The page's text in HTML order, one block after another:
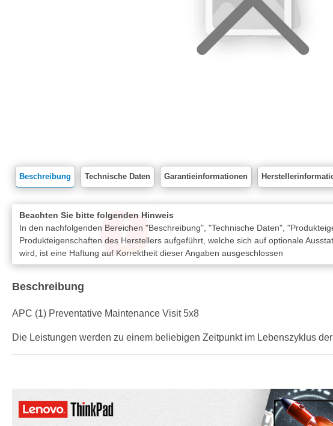
Beschreibung Technische Daten Garantieinformationen
Beachten Sie bitte folgenden Hinweis
In den nachfolgenden Bereichen "Beschreibung", "Technische Daten",
Produkteigenschaften des Herstellers aufgeführt, welche sich auf optionale
wird, ist eine Haftung auf Korrektheit dieser Angaben ausgeschlossen
Beschreibung
APC (1) Preventative Maintenance Visit 5x8
Die Leistungen werden zu einem beliebigen Zeitpunkt im Lebenszyklus